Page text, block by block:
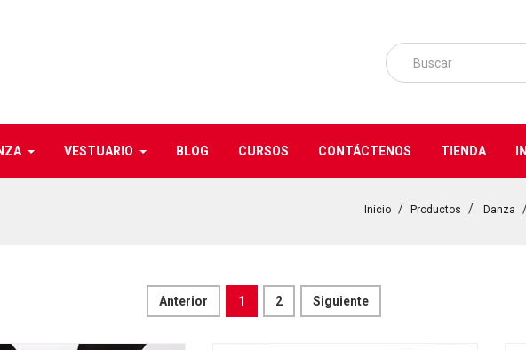
VESTUARIO BLOG CURSOS CONTÁCTENOS TIENDA
Inicio Productos Danza
Anterior 1 2 Siguiente